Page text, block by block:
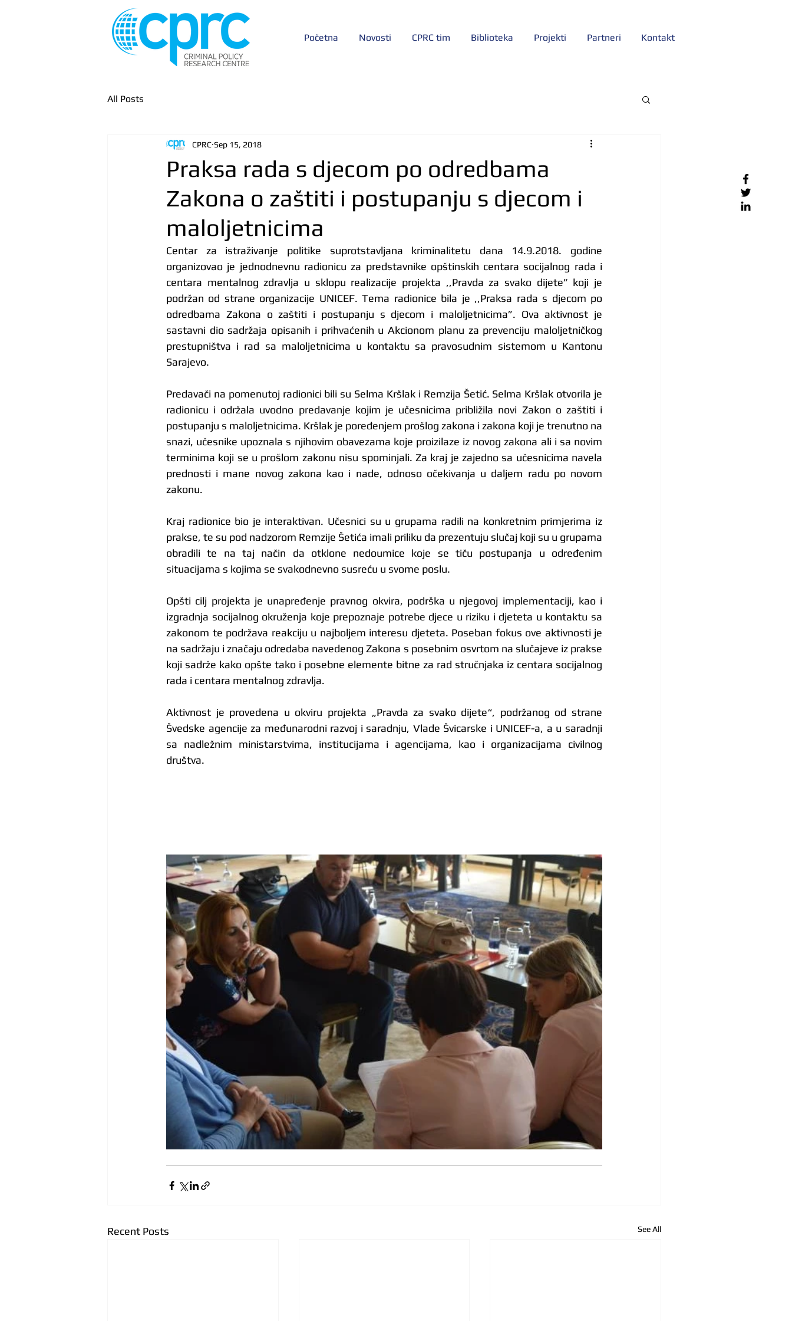
Početna Novosti CPRC tim Biblioteka Projekti Partneri Kontakt
All Posts
Praksa rada s djecom po odredbama
Zakona o zaštiti i postupanju s djecom i
maloljetnicima
CPRC Sep 15, 2018
Centar za istraživanje politike suprotstavljana kriminalitetu dana 14.9.2018. godine
organizovao je jednodnevnu radionicu za predstavnike opštinskih centara socijalnog rada i
centara mentalnog zdravlja u sklopu realizacije projekta ,,Pravda za svako dijete” koji je
podržan od strane organizacije UNICEF. Tema radionice bila je ,,Praksa rada s djecom po
odredbama Zakona o zaštiti i postupanju s djecom i maloljetnicima”. Ova aktivnost je
sastavni dio sadržaja opisanih i prihvaćenih u Akcionom planu za prevenciju maloljetničkog
prestupništva i rad sa maloljetnicima u kontaktu sa pravosudnim sistemom u Kantonu
Sarajevo.
Predavači na pomenutoj radionici bili su Selma Kršlak i Remzija Šetić. Selma Kršlak otvorila je
radionicu i održala uvodno predavanje kojim je učesnicima približila novi Zakon o zaštiti i
postupanju s maloljetnicima. Kršlak je poređenjem prošlog zakona i zakona koji je trenutno na
snazi, učesnike upoznala s njihovim obavezama koje proizilaze iz novog zakona ali i sa novim
terminima koji se u prošlom zakonu nisu spominjali. Za kraj je zajedno sa učesnicima navela
prednosti i mane novog zakona kao i nade, odnoso očekivanja u daljem radu po novom
zakonu.
Kraj radionice bio je interaktivan. Učesnici su u grupama radili na konkretnim primjerima iz
prakse, te su pod nadzorom Remzije Šetića imali priliku da prezentuju slučaj koji su u grupama
obradili te na taj način da otklone nedoumice koje se tiču postupanja u određenim
situacijama s kojima se svakodnevno susreću u svome poslu.
Opšti cilj projekta je unapređenje pravnog okvira, podrška u njegovoj implementaciji, kao i
izgradnja socijalnog okruženja koje prepoznaje potrebe djece u riziku i djeteta u kontaktu sa
zakonom te podržava reakciju u najboljem interesu djeteta. Poseban fokus ove aktivnosti je
na sadržaju i značaju odredaba navedenog Zakona s posebnim osvrtom na slučajeve iz prakse
koji sadrže kako opšte tako i posebne elemente bitne za rad stručnjaka iz centara socijalnog
rada i centara mentalnog zdravlja.
Aktivnost je provedena u okviru projekta „Pravda za svako dijete“, podržanog od strane
Švedske agencije za međunarodni razvoj i saradnju, Vlade Švicarske i UNICEF-a, a u saradnji
sa nadležnim ministarstvima, institucijama i agencijama, kao i organizacijama civilnog
društva.
Recent Posts See All